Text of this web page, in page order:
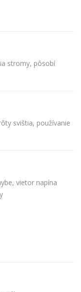
stromy, pôsobí
svištia, používanie
vietor napína